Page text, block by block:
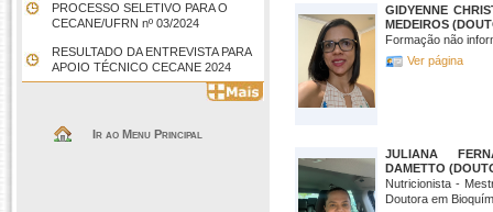
PROCESSO SELETIVO PARA O
CECANE/UFRN nº 03/2024
RESULTADO DA ENTREVISTA PARA
APOIO TÉCNICO CECANE 2024
Ir ao Menu Principal
GIDYENNE
MEDEIROS
Formação não
Ver página
JULIANA
DAMETTO
Nutricionista -
Doutora em